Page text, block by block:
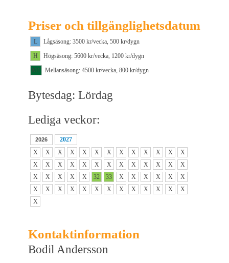
Priser och tillgänglighetsdatum
L
Lågsäsong: 3500 kr/vecka, 500 kr/dygn
H
Högsäsong: 5600 kr/vecka, 1200 kr/dygn
M1
Mellansäsong: 4500 kr/vecka, 800 kr/dygn
Bytesdag: Lördag
Lediga veckor:
2026
2027
X
X X X X X X X X X X X
X
X
X X X X X X X X X X X
X
X
X X X X 32 33 X X X X X
X
X
X X X X X X X X X X X
X
X
Kontaktinformation
Bodil Andersson